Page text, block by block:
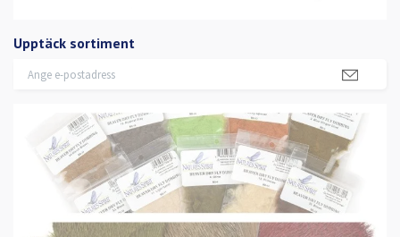
Upptäck sortiment